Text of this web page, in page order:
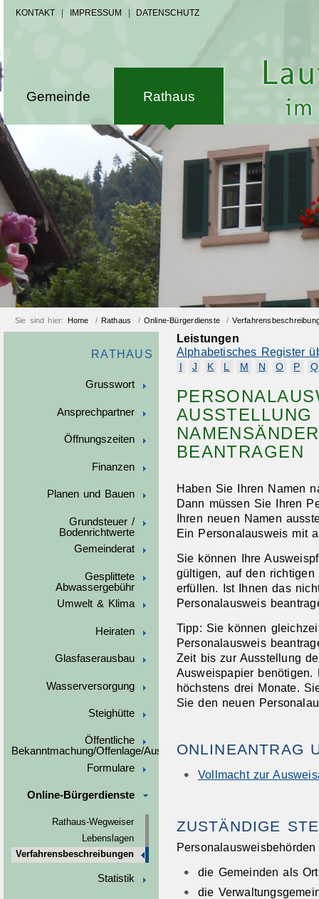
KONTAKT IMPRESSUM DATENSCHUTZ
Gemeinde Rathaus
Sie sind hier: Home / Rathaus / Online-Bürgerdienste /
RATHAUS
Grusswort
Ansprechpartner
Öffnungszeiten
Finanzen
Planen und Bauen
Grundsteuer /
Bodenrichtwerte
Gemeinderat
Gesplittete
Abwassergebühr
Umwelt & Klima
Heiraten
Glasfaserausbau
Wasserversorgung
Steighütte
Öffentliche
Bekanntmachung/Offenlage/Ausschreibungen
Formulare
Online-Bürgerdienste
Rathaus-Wegweiser
Lebenslagen
Verfahrensbeschreibungen
Statistik
Leistungen
Alphabetisches Register
J K L M N O P Q
AUSSTELLUNG
BEANTRAGEN
Haben Sie Ihren Namen
Dann müssen Sie Ihren
Ihren neuen Namen
Ein Personalausweis mit
Sie können Ihre
gültigen, auf den
erfüllen. Ist Ihnen das
Personalausweis
Tipp: Sie können
Personalausweis
Zeit bis zur Ausstellung
Ausweispapier
höchstens drei Monate.
Sie den neuen
ONLINEANTRAG
Vollmacht zur
ZUSTÄNDIGE
die Gemeinden als
die